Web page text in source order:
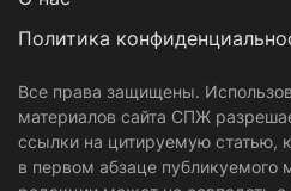
Политика
Все права защищены.
материалов сайта СПЖ
ссылки на цитируемую статью,
в первом абзаце публикуемого